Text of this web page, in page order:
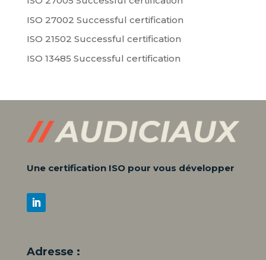
ISO 27002 Successful certification
ISO 21502 Successful certification
ISO 13485 Successful certification
Une certification ISO pour vous développer
Adresse :